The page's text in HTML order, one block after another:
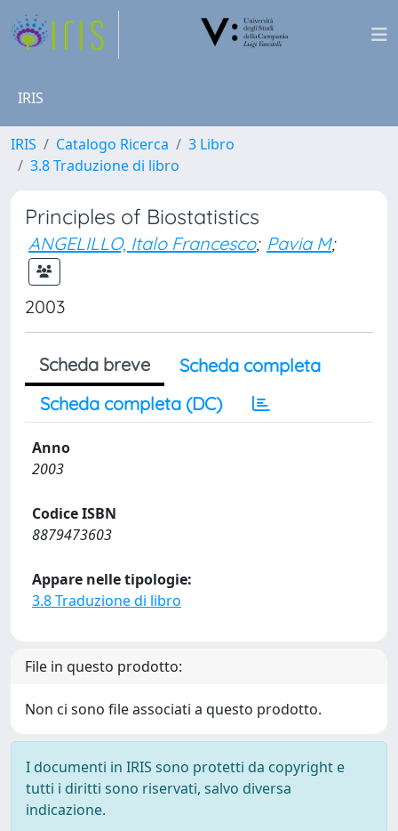
IRIS
IRIS Catalogo Ricerca
3 Libro
3.8 Traduzione di libro
Principles of Biostatistics
ANGELILLO, Italo Francesco; Pavia M;
2003
Scheda breve
Scheda completa
Scheda completa (DC)
Anno
2003
Codice ISBN
8879473603
Appare nelle tipologie:
3.8 Traduzione di libro
File in questo prodotto:
Non ci sono file associati a questo prodotto.
I documenti in IRIS sono protetti da copyright e
tutti i diritti sono riservati, salvo diversa
indicazione.